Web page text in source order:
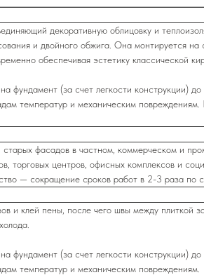
декоративную облицовку и
и двойного обжига. Она монтируется
обеспечивая эстетику классической
фундамент (за счет легкости конструкции)
температур и механическим
фасадов в частном, коммерческом и
центров, офисных комплексов и
— сокращение сроков работ в 2-3 раза по
клей пены, после чего швы между плиткой
фундамент (за счет легкости конструкции)
температур и механическим повреждениям.